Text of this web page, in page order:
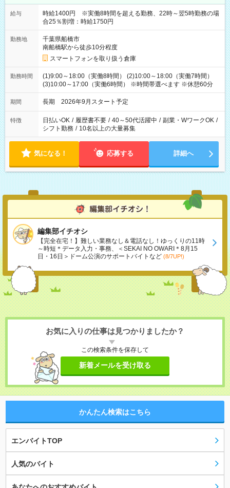
給与
時給1400円 ※実働8時間を超える勤務、22時～翌5時勤務の場
合25％割増：時給1750円
勤務地
千葉県船橋市
南船橋駅から徒歩10分程度
スマートフォンを取り扱う倉庫
勤務時間
(1)9:00～18:00（実働8時間） (2)10:00～18:00（実働7時間）
(3)10:00～17:00（実働6時間） ※時間帯選べます ※休憩60分
期間 長期 2026年9月スタート予定
特徴 日払いOK / 履歴書不要 / 40～50代活躍中 / 副業・WワークOK /
シフト勤務 / 10名以上の大量募集
気になる！ 応募する 詳細へ
編集部イチオシ
【完全在宅！】難しい業務なし＆電話なし！ゆっくりの11時
～時短＊データ入力・事務、＜SEKAI NO OWARI＊8月15
日・16日＞ドーム公演のサポートバイトなど (8/7UP!)
お気に入りの仕事は見つかりましたか？
この検索条件を保存して
新着メールを受け取る
かんたん検索はこちら
エンバイトTOP
人気のバイト